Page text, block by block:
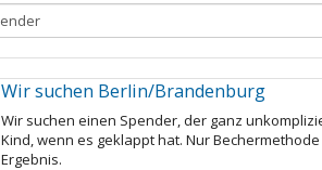
Wir suchen Berlin/Brandenburg
Wir suchen einen Spender, der ganz
Kind, wenn es geklappt hat. Nur
Ergebnis.